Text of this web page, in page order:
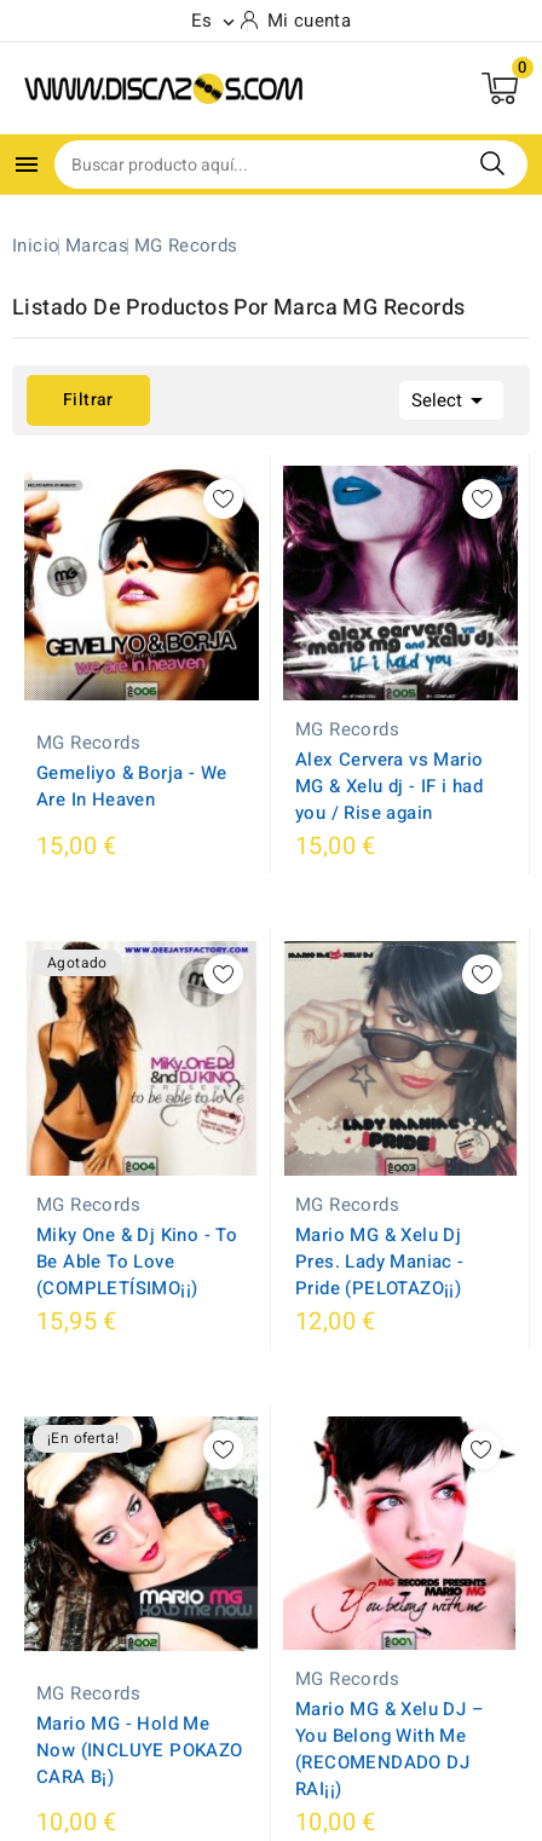
Es  Mi cuenta
0

Inicio Marcas MG Records
Listado De Productos Por Marca MG Records
Filtrar Select 
MG Records
Gemeliyo & Borja - We
Are In Heaven
15,00 €
MG Records
Alex Cervera vs Mario
MG & Xelu dj - IF i had
you / Rise again
15,00 €
Agotado
MG Records
Miky One & Dj Kino - To
Be Able To Love
(COMPLETÍSIMO¡¡)
15,95 €
MG Records
Mario MG & Xelu Dj
Pres. Lady Maniac -
Pride (PELOTAZO¡¡)
12,00 €
¡En oferta!
MG Records
Mario MG - Hold Me
Now (INCLUYE POKAZO
CARA B¡)
10,00 €
MG Records
Mario MG & Xelu DJ ‎–
You Belong With Me
(RECOMENDADO DJ
RAI¡¡)
10,00 €